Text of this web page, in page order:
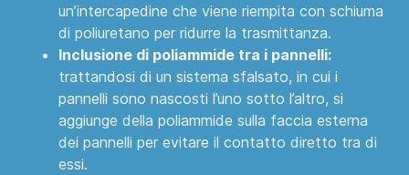
un’intercapedine che viene riempita con schiuma
di poliuretano per ridurre la trasmittanza.
Inclusione di poliammide tra i pannelli:
trattandosi di un sistema sfalsato, in cui i
pannelli sono nascosti l’uno sotto l’altro, si
aggiunge della poliammide sulla faccia esterna
dei pannelli per evitare il contatto diretto tra di
essi.